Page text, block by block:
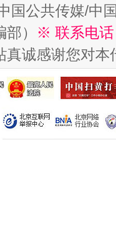
国公共传媒/中
）
※ 联系电
真诚感谢您对